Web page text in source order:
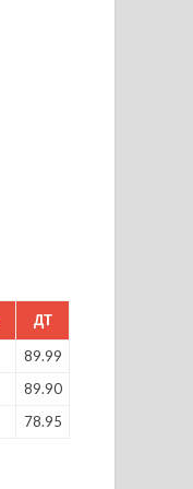
ДТ
89.99
89.90
78.95